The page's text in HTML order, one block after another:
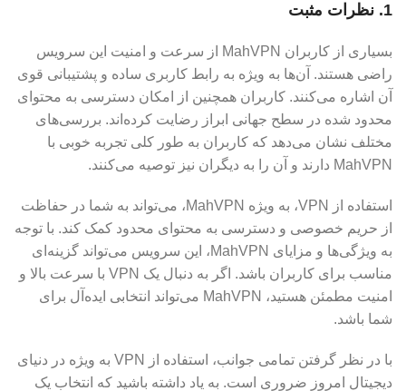
1. نظرات مثبت
بسیاری از کاربران MahVPN از سرعت و امنیت این سرویس
راضی هستند. آن‌ها به ویژه به رابط کاربری ساده و پشتیبانی قوی
آن اشاره می‌کنند. کاربران همچنین از امکان دسترسی به محتوای
محدود شده در سطح جهانی ابراز رضایت کرده‌اند. بررسی‌های
مختلف نشان می‌دهد که کاربران به طور کلی تجربه خوبی با
MahVPN دارند و آن را به دیگران نیز توصیه می‌کنند.
استفاده از VPN، به ویژه MahVPN، می‌تواند به شما در حفاظت
از حریم خصوصی و دسترسی به محتوای محدود کمک کند. با توجه
به ویژگی‌ها و مزایای MahVPN، این سرویس می‌تواند گزینه‌ای
مناسب برای کاربران باشد. اگر به دنبال یک VPN با سرعت بالا و
امنیت مطمئن هستید، MahVPN می‌تواند انتخابی ایده‌آل برای
شما باشد.
با در نظر گرفتن تمامی جوانب، استفاده از VPN به ویژه در دنیای
دیجیتال امروز ضروری است. به یاد داشته باشید که انتخاب یک